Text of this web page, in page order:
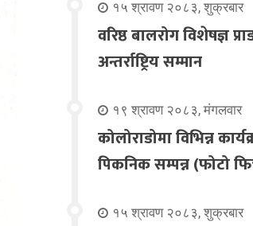
१५ श्रावण २०८३, शुक्रबार
वरिष्ठ बालरोग विशेषज्ञ
अन्तर्राष्ट्रिय सम्मान
१९ श्रावण २०८३, मंगलवार
कोलोराडोमा विभिन्न
पिकनिक सम्पन्न (फोटो
१५ श्रावण २०८३, शुक्रबार